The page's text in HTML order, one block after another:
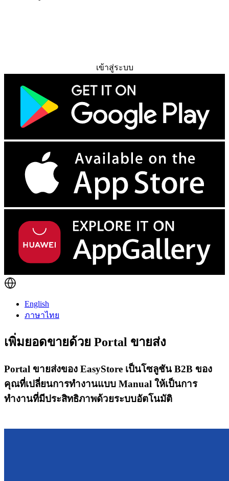
เข้าสู่ระบบ
English
ภาษาไทย
เพิ่มยอดขายด้วย Portal ขายส่ง
Portal ขายส่งของ EasyStore เป็นโซลูชัน B2B ของ
คุณที่เปลี่ยนการทำงานแบบ Manual ให้เป็นการ
ทำงานที่มีประสิทธิภาพด้วยระบบอัตโนมัติ